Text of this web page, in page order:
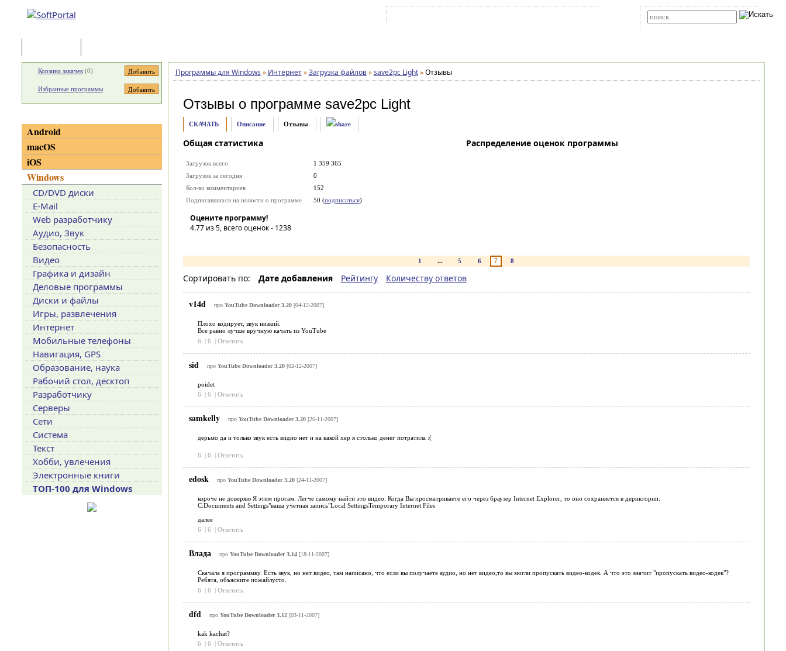
Программы для Windows » Интернет » Загрузка файлов » save2pc Light » Отзывы
Отзывы о программе save2pc Light
СКАЧАТЬ Описание Отзывы
Общая статистика
Загрузок всего
1 359 365
Загрузок за сегодня
0
Кол-во комментариев
152
Подписавшихся на новости о программе
50 (подписаться)
Оцените программу!
4.77из 5, всего оценок - 1238
Распределение оценок программы
1 ... 5 6 7 8
Сортировать по: Дате добавления Рейтингу Количеству ответов
v14d про YouTube Downloader 3.20[04-12-2007]
Плохо кодирует, звук низкий.
Все равно лучше вручную качать из YouTube
6
| 6 | Ответить
sid про YouTube Downloader 3.20[02-12-2007]
poidet
6
| 6 | Ответить
samkelly про YouTube Downloader 3.20[26-11-2007]
дерьмо да и только звук есть видио нет и на какой хер я столько денег потратила :(
6 | 6 | Ответить
edosk про YouTube Downloader 3.20[24-11-2007]
короче не доверяю Я этим прогам. Легче самому найти это видео. Когда Вы просматриваете его через браузер Internet Explorer, то оно сохраняется в дериктории:
C:Documents and Settings"ваша учетная запись"Local SettingsTemporary Internet Files
далее
6
| 6 | Ответить
Влада про YouTube Downloader 3.14[18-11-2007]
Скачала я программку. Есть звук, но нет видео, там написано, что если вы получаете аудио, но нет видео,то вы могли пропускать видео-кодек. А что это значит "пропускать видео-кодек"?
Ребята, объясните пожайлусто.
6
| 6 | Ответить
dfd про YouTube Downloader 3.12[03-11-2007]
kak kachat?
6
| 6 | Ответить
Корзина закачек(0)
Избранные программы
Android
macOS
iOS
Windows
CD/DVD диски
E-Mail
Web разработчику
Аудио, Звук
Безопасность
Видео
Графика и дизайн
Деловые программы
Диски и файлы
Игры, развлечения
Интернет
Мобильные телефоны
Навигация, GPS
Образование, наука
Рабочий стол, десктоп
Разработчику
Серверы
Сети
Система
Текст
Хобби, увлечения
Электронные книги
ТОП-100 для Windows